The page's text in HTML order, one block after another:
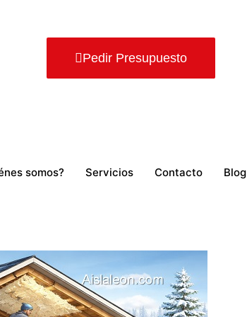
Pedir Presupuesto
somos? Servicios Contacto Blog